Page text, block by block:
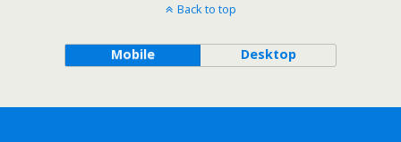
Back to top
Mobile Desktop